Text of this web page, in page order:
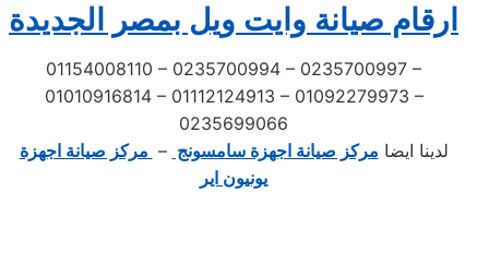
ارقام صيانة وايت ويل بمصر الجديدة
01154008110 – 0235700994 – 0235700997 –
01010916814 – 01112124913 – 01092279973 –
0235699066
لدينا ايضا مركز صيانة اجهزة سامسونج – مركز صيانة اجهزة
يونيون اير